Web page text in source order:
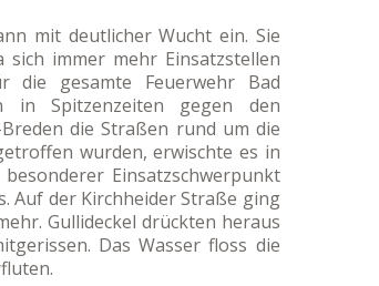
mit deutlicher Wucht ein. Sie
sich immer mehr Einsatzstellen
die gesamte Feuerwehr Bad
in Spitzenzeiten gegen den
die Straßen rund um die
wurden, erwischte es in
Einsatzschwerpunkt
Auf der Kirchheider Straße ging
Gullideckel drückten heraus
Das Wasser floss die